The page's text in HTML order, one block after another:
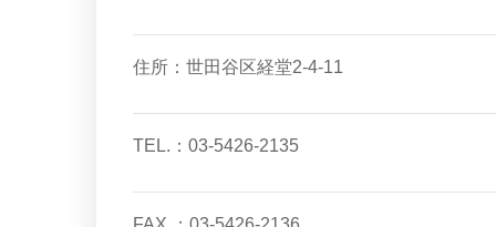
住所：世田谷区経堂2-4-11
TEL.：03-5426-2135